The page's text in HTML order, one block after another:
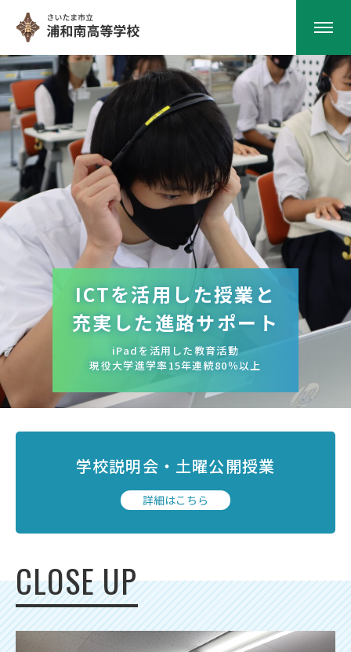
HOME
学校紹介
南高の教育
学校生活
部活動
進路指導
図書室より
保護者の方へ
地域の皆様へ
教育関係者の方へ
各種証明書発行
感動・充実・納得の
学校行事
感動のオーストラリア研修旅行
充実の文化祭・体育祭
納得のキャリア教育
解のない課題に立ち向かう
進学重視型単位制高等学校
55分授業×土曜日授業で”文武自考”
ICTを活用した授業と
充実した進路サポート
iPadを活用した教育活動
現役大学進学率15年連続80％以上
感動・充実・納得の
学校行事
感動のオーストラリア研修旅行
充実の文化祭・体育祭
納得のキャリア教育
解のない課題に立ち向かう
進学重視型単位制高等学校
55分授業×土曜日授業で”文武自考”
学校説明会・ 土曜公開授業
詳細はこちら
CLOSE UP